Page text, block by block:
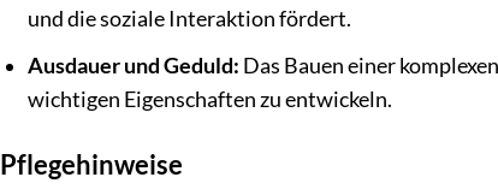
und die soziale Interaktion fördert.
Ausdauer und Geduld: Das Bauen einer
wichtigen Eigenschaften zu entwickeln.
Pflegehinweise